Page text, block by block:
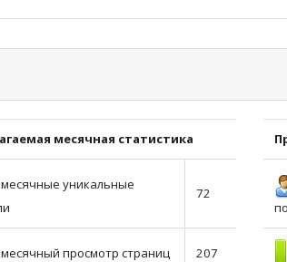
месячная статистика
уникальные
72
просмотр страниц 207